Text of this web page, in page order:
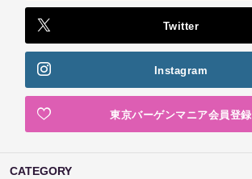
Twitter
Instagram
東京バーゲンマニア会員登録
CATEGORY